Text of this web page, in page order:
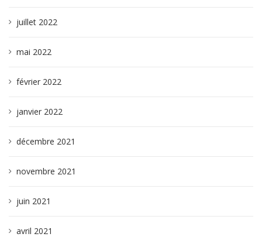
juillet 2022
mai 2022
février 2022
janvier 2022
décembre 2021
novembre 2021
juin 2021
avril 2021